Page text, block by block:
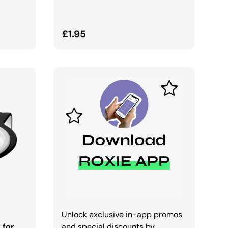
Normalna cena
£1.95
Unlock exclusive in-app promos